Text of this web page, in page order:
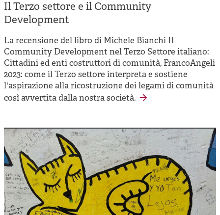
Il Terzo settore e il Community
Development
La recensione del libro di Michele Bianchi Il
Community Development nel Terzo Settore italiano:
Cittadini ed enti costruttori di comunità, FrancoAngeli
2023: come il Terzo settore interpreta e sostiene
l'aspirazione alla ricostruzione dei legami di comunità
così avvertita dalla nostra società.